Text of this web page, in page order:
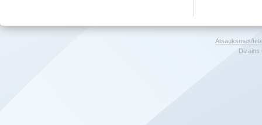
Atsauksmes/
Dizains